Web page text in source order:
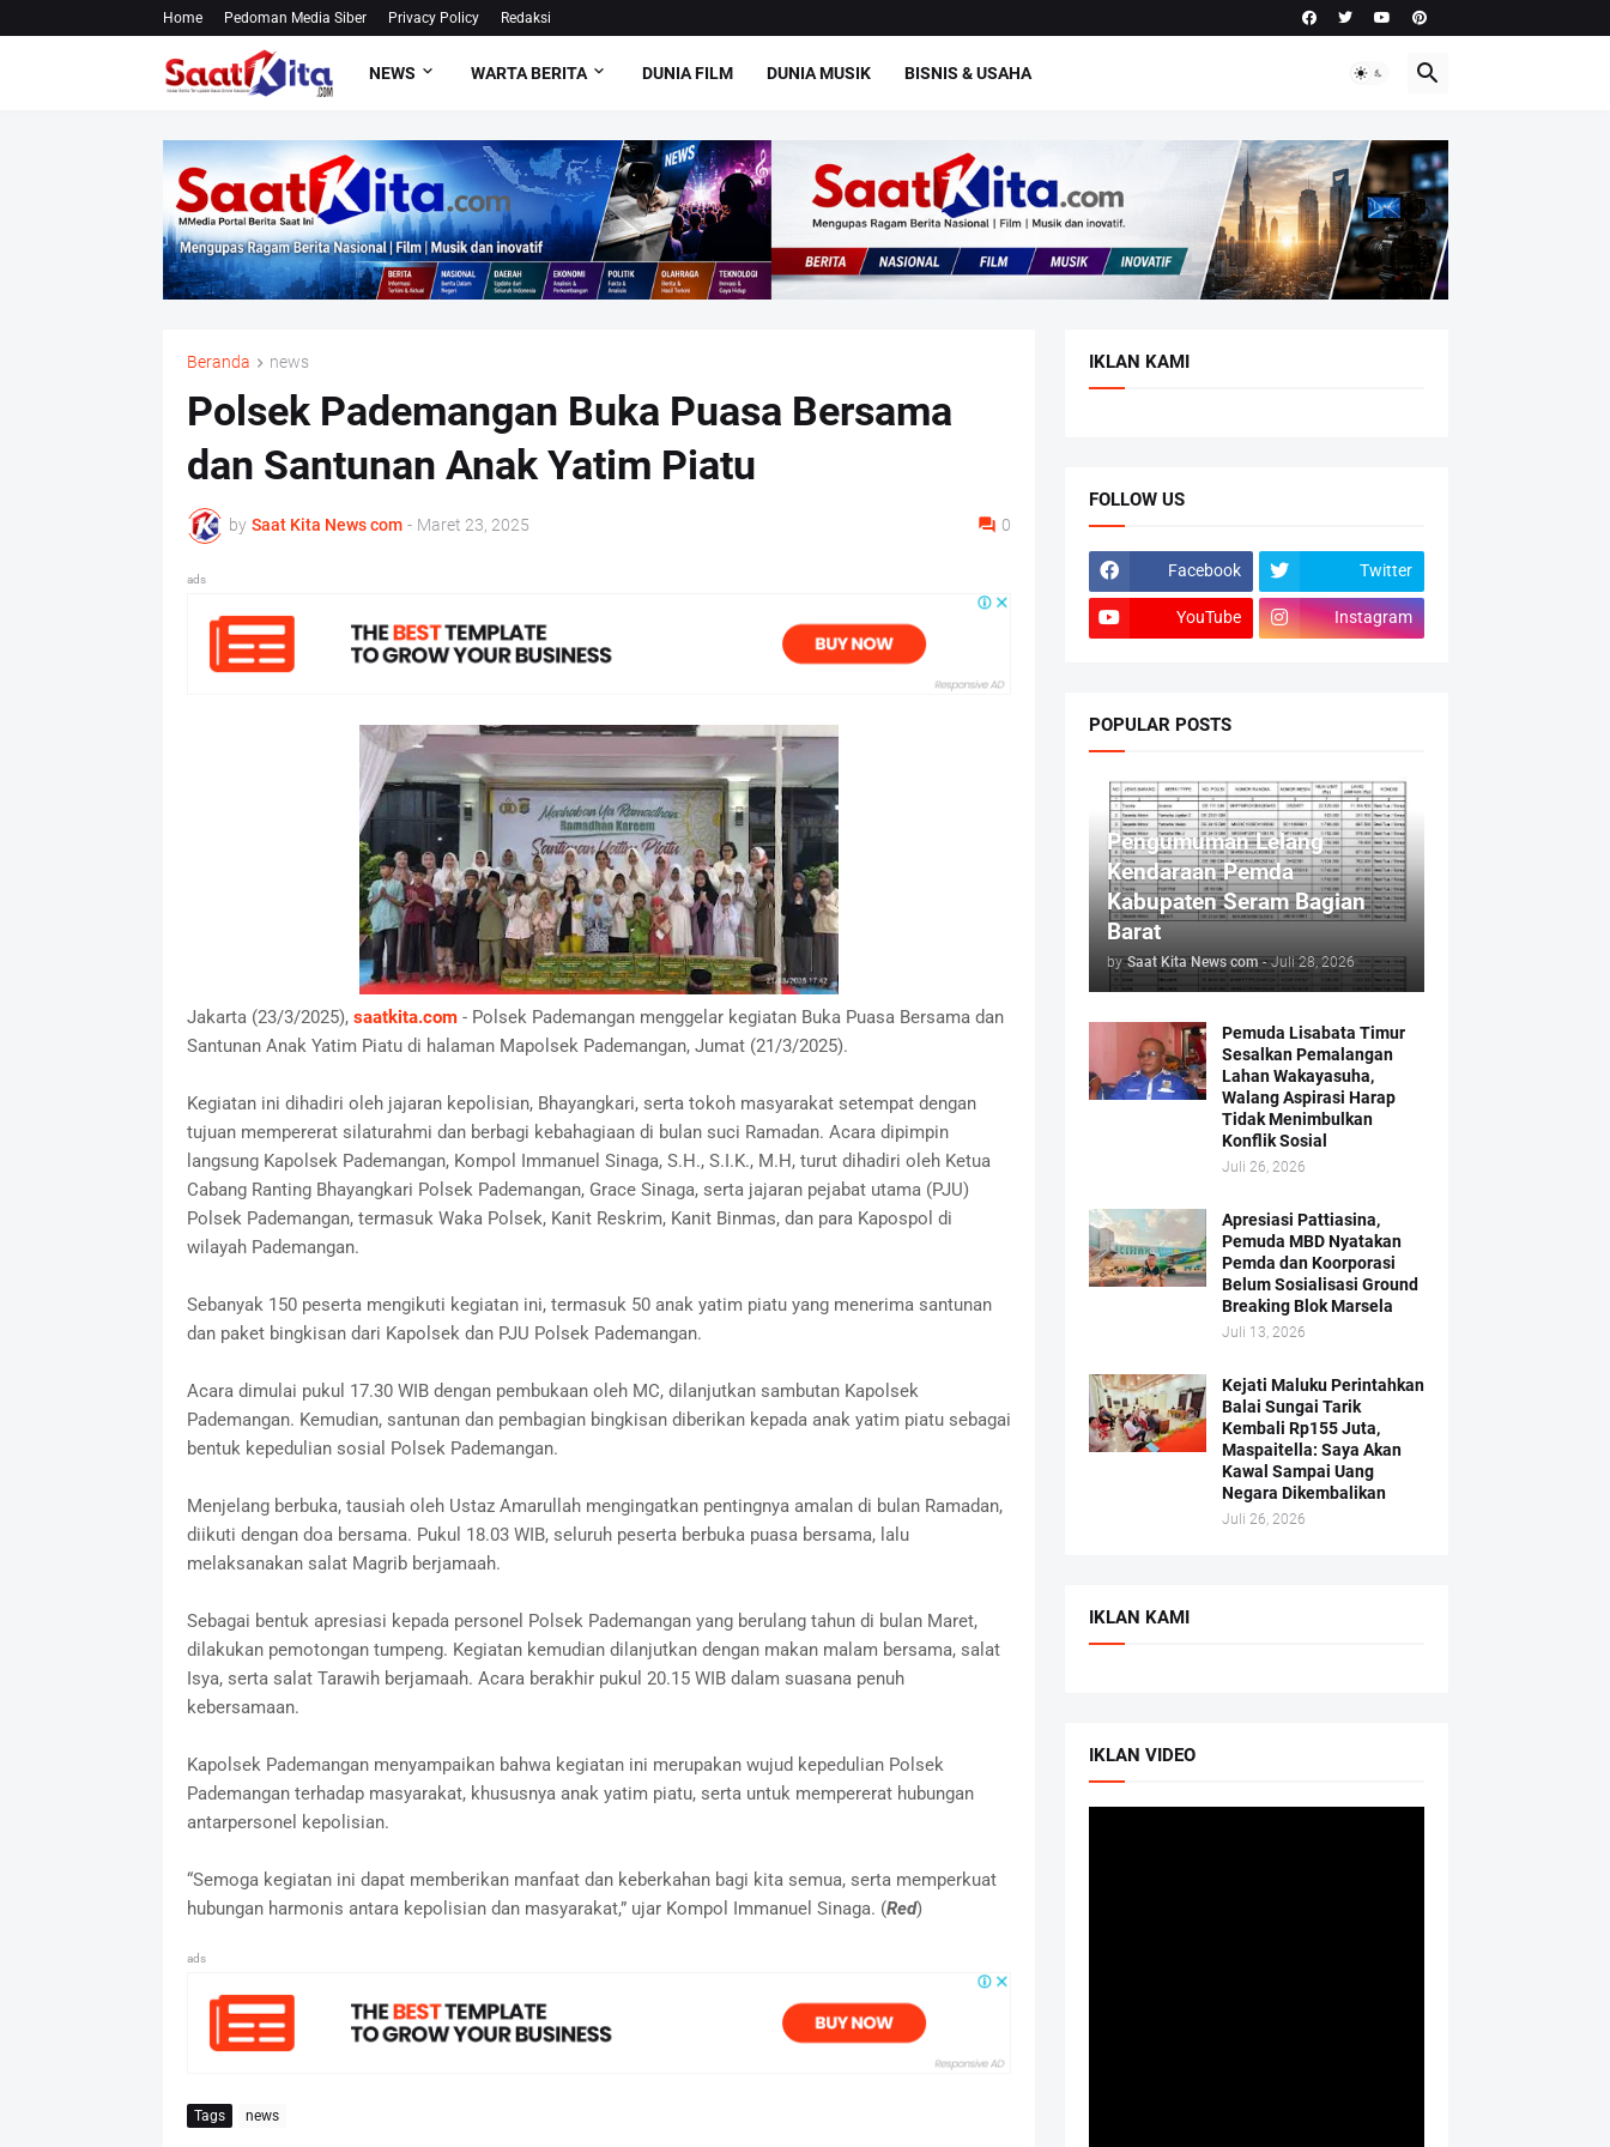
Home Pedoman Media Siber Privacy Policy Redaksi
NEWS WARTA BERITA DUNIA FILM DUNIA MUSIK BISNIS & USAHA
Beranda news
Polsek Pademangan Buka Puasa Bersama
dan Santunan Anak Yatim Piatu
by Saat Kita News com - Maret 23, 2025 0
ads
Jakarta (23/3/2025), saatkita.com- Polsek Pademangan menggelar kegiatan Buka Puasa Bersama dan
Santunan Anak Yatim Piatu di halaman Mapolsek Pademangan, Jumat (21/3/2025).
Kegiatan ini dihadiri oleh jajaran kepolisian, Bhayangkari, serta tokoh masyarakat setempat dengan
tujuan mempererat silaturahmi dan berbagi kebahagiaan di bulan suci Ramadan. Acara dipimpin
langsung Kapolsek Pademangan, Kompol Immanuel Sinaga, S.H., S.I.K., M.H, turut dihadiri oleh Ketua
Cabang Ranting Bhayangkari Polsek Pademangan, Grace Sinaga, serta jajaran pejabat utama (PJU)
Polsek Pademangan, termasuk Waka Polsek, Kanit Reskrim, Kanit Binmas, dan para Kapospol di
wilayah Pademangan.
Sebanyak 150 peserta mengikuti kegiatan ini, termasuk 50 anak yatim piatu yang menerima santunan
dan paket bingkisan dari Kapolsek dan PJU Polsek Pademangan.
Acara dimulai pukul 17.30 WIB dengan pembukaan oleh MC, dilanjutkan sambutan Kapolsek
Pademangan. Kemudian, santunan dan pembagian bingkisan diberikan kepada anak yatim piatu sebagai
bentuk kepedulian sosial Polsek Pademangan.
Menjelang berbuka, tausiah oleh Ustaz Amarullah mengingatkan pentingnya amalan di bulan Ramadan,
diikuti dengan doa bersama. Pukul 18.03 WIB, seluruh peserta berbuka puasa bersama, lalu
melaksanakan salat Magrib berjamaah.
Sebagai bentuk apresiasi kepada personel Polsek Pademangan yang berulang tahun di bulan Maret,
dilakukan pemotongan tumpeng. Kegiatan kemudian dilanjutkan dengan makan malam bersama, salat
Isya, serta salat Tarawih berjamaah. Acara berakhir pukul 20.15 WIB dalam suasana penuh
kebersamaan.
Kapolsek Pademangan menyampaikan bahwa kegiatan ini merupakan wujud kepedulian Polsek
Pademangan terhadap masyarakat, khususnya anak yatim piatu, serta untuk mempererat hubungan
antarpersonel kepolisian.
“Semoga kegiatan ini dapat memberikan manfaat dan keberkahan bagi kita semua, serta memperkuat
hubungan harmonis antara kepolisian dan masyarakat,” ujar Kompol Immanuel Sinaga. (Red)
ads
Tags news
IKLAN KAMI
FOLLOW US
Facebook Twitter
YouTube Instagram
POPULAR POSTS
Pengumuman Lelang
Kendaraan Pemda
Kabupaten Seram Bagian
Barat
by Saat Kita News com - Juli 28, 2026
Pemuda Lisabata Timur
Sesalkan Pemalangan
Lahan Wakayasuha,
Walang Aspirasi Harap
Tidak Menimbulkan
Konflik Sosial
Juli 26, 2026
Apresiasi Pattiasina,
Pemuda MBD Nyatakan
Pemda dan Koorporasi
Belum Sosialisasi Ground
Breaking Blok Marsela
Juli 13, 2026
Kejati Maluku Perintahkan
Balai Sungai Tarik
Kembali Rp155 Juta,
Maspaitella: Saya Akan
Kawal Sampai Uang
Negara Dikembalikan
Juli 26, 2026
IKLAN KAMI
IKLAN VIDEO